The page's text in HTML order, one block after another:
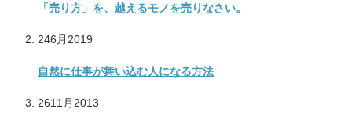
「売り方」を、越えるモノを売りなさい。
246月 2019
自然に仕事が舞い込む人になる方法
2611月2013